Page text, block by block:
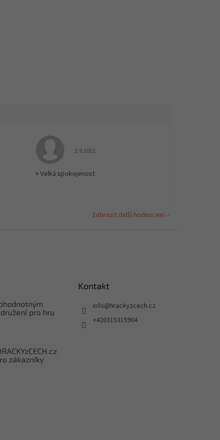
z 5 hvězdiček. Hodnocení obchodu je 5 z 5 hvězdiček.
2.9.2022
+ Velká spokojenost
Zobrazit další hodnocení
pro hru
zákazníky
Kontakt
info@hrackyzcech.cz
+420315315904